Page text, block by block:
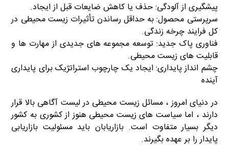
پیشگیری از آلودگی: حذف یا کاهش ضایعات قبل از ایجاد.
سرپرستی محصول: به حداقل رساندن تأثیرات زیست محیطی در
کل فرایند چرخه زندگی.
فناوری پاک جدید: توسعه مجموعه های جدیدی از مهارت ها و
قابلیت های زیست محیطی.
چشم انداز پایداری: ایجاد یک چارچوب استراتژیک برای پایداری
آینده
در دنیای امروز ، مسائل زیست محیطی در لیست آگاهی بالا قرار
دارند ، اما سیاست های زیست محیطی هنوز از کشوری به کشور
دیگر بسیار متفاوت است. بازاریابان باید مسئولیت بازاریابی
پایدار را بر عهده بگیرند.